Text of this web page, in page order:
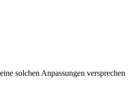
solchen Anpassungen versprechen